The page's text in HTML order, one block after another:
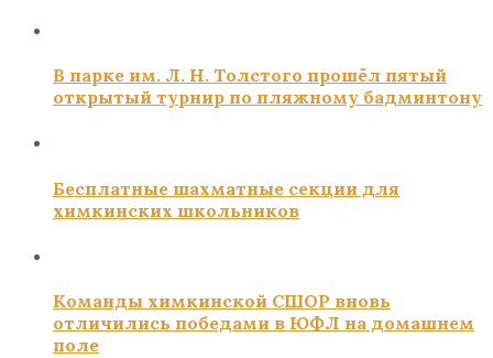
В парке им. Л. Н. Толстого прошёл пятый
открытый турнир по пляжному бадминтону
Бесплатные шахматные секции для
химкинских школьников
Команды химкинской СШОР вновь
отличились победами в ЮФЛ на домашнем
поле